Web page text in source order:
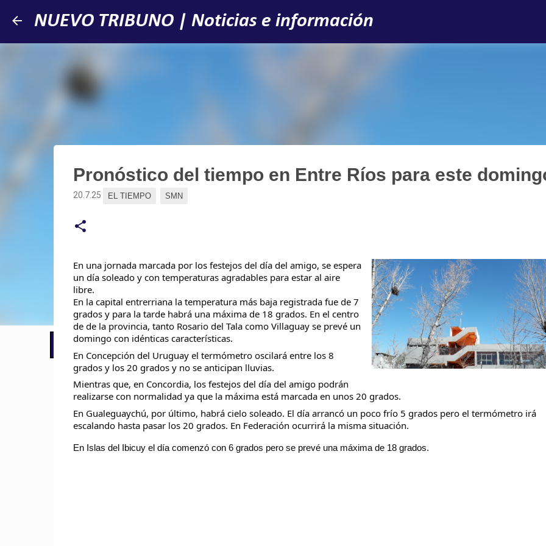
Ir al contenido principal
NUEVO TRIBUNO | Noticias e información
📢 LO ÚLTIMO El Gobierno postergó la reunión paritaria con estatales
Pronóstico del tiempo en Entre Ríos para este
20.7.25 EL TIEMPO SMN
En una jornada marcada por los festejos del día del amigo, se espera
un día soleado y con temperaturas agradables para estar al aire
libre.
En la capital entrerriana la temperatura más baja registrada fue de 7
grados y para la tarde habrá una máxima de 18 grados. En el centro
de de la provincia, tanto Rosario del Tala como Villaguay se prevé un
domingo con idénticas características.
En Concepción del Uruguay el termómetro oscilará entre los 8
grados y los 20 grados y no se anticipan lluvias.
Mientras que, en Concordia, los festejos del día del amigo podrán
realizarse con normalidad ya que la máxima está marcada en unos 20 grados.
En Gualeguaychú, por último, habrá cielo soleado. El día arrancó un poco frío 5 grados pero el termómetro irá
escalando hasta pasar los 20 grados. En Federación ocurrirá la misma situación.
En Islas del Ibicuy el día comenzó con 6 grados pero se prevé una máxima de 18 grados.